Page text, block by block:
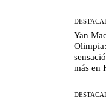
Yan
más en